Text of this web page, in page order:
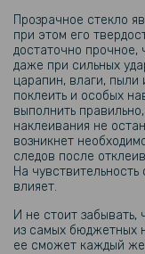
Прозрачное стекло
при этом его
достаточно прочное,
даже при сильных
царапин, влаги, пыли
поклеить и особых
выполнить
наклеивания не
возникнет
следов после
На
влияет.
И не стоит забывать,
из самых бюджетных
ее сможет каждый